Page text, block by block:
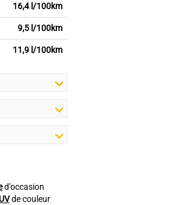
16,4 l/100km
9,5 l/100km
11,9 l/100km
d’occasion
de couleur